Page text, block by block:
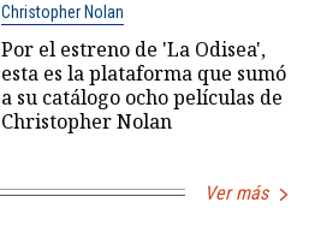
Christopher Nolan
Por el estreno de 'La Odisea',
esta es la plataforma que sumó
a su catálogo ocho películas de
Christopher Nolan
Ver más